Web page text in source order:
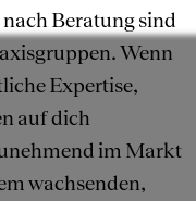
Beratung sind
Wenn
Expertise,
auf dich
im Markt
wachsenden,